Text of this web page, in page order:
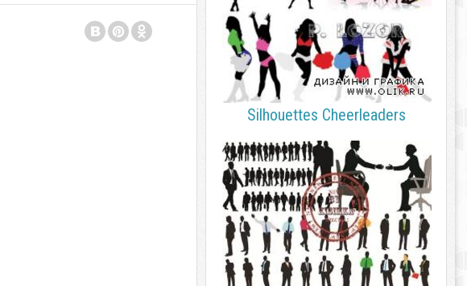
Silhouettes Cheerleaders